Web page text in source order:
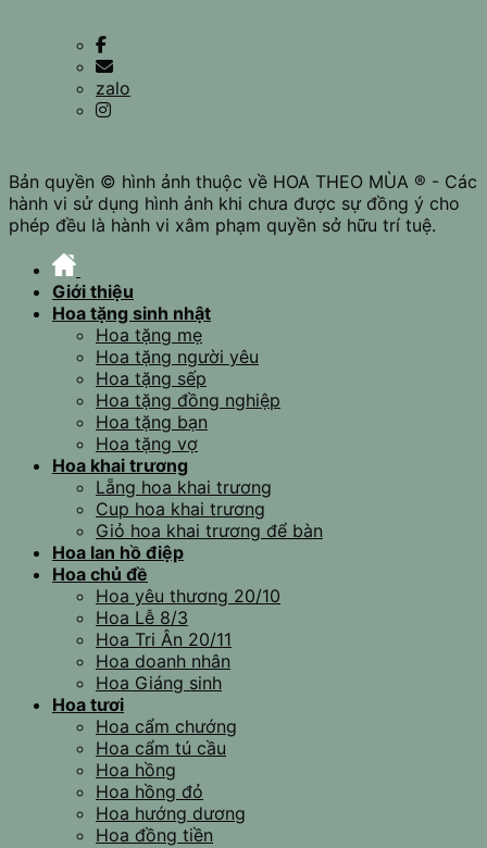
zalo
Bản quyền © hình ảnh thuộc về HOA THEO MÙA ® - Các
hành vi sử dụng hình ảnh khi chưa được sự đồng ý cho
phép đều là hành vi xâm phạm quyền sở hữu trí tuệ.
Giới thiệu
Hoa tặng sinh nhật
Hoa tặng mẹ
Hoa tặng người yêu
Hoa tặng sếp
Hoa tặng đồng nghiệp
Hoa tặng bạn
Hoa tặng vợ
Hoa khai trương
Lẵng hoa khai trương
Cup hoa khai trương
Giỏ hoa khai trương để bàn
Hoa lan hồ điệp
Hoa chủ đề
Hoa yêu thương 20/10
Hoa Lễ 8/3
Hoa Tri Ân 20/11
Hoa doanh nhân
Hoa Giáng sinh
Hoa tươi
Hoa cẩm chướng
Hoa cẩm tú cầu
Hoa hồng
Hoa hồng đỏ
Hoa hướng dương
Hoa đồng tiền